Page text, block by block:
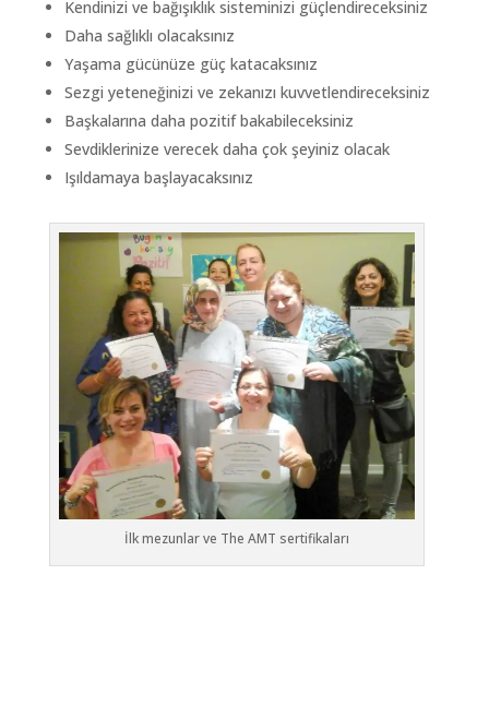
Kendinizi ve bağışıklık sisteminizi güçlendireceksiniz
Daha sağlıklı olacaksınız
Yaşama gücünüze güç katacaksınız
Sezgi yeteneğinizi ve zekanızı kuvvetlendireceksiniz
Başkalarına daha pozitif bakabileceksiniz
Sevdiklerinize verecek daha çok şeyiniz olacak
Işıldamaya başlayacaksınız
İlk mezunlar ve The AMT sertifikaları